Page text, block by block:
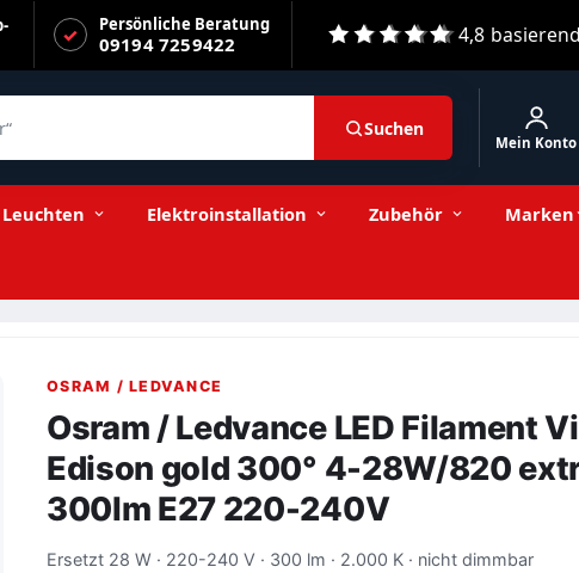
Persönliche Beratung
09194 7259422 4,8
Suchen
Mein Konto
Leuchten Elektroinstallation Zubehör Marken
OSRAM / LEDVANCE
Osram / Ledvance LED Filament
Edison gold 300° 4-28W/820
300lm E27 220-240V
Ersetzt 28 W · 220-240 V · 300 lm · 2.000 K · nicht dimmbar
E27 220-240V −
Stückzahl +